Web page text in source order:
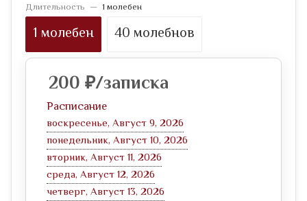
Длительность — 1 молебен
1 молебен 40 молебнов
200 ₽/записка
Расписание
воскресенье, Август 9, 2026
понедельник, Август 10, 2026
вторник, Август 11, 2026
среда, Август 12, 2026
четверг, Август 13, 2026